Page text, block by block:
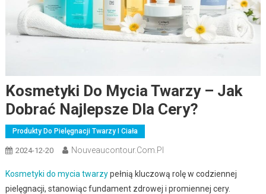
Kosmetyki Do Mycia Twarzy – Jak
Dobrać Najlepsze Dla Cery?
Produkty Do Pielęgnacji Twarzy I Ciała
2024-12-20 Nouveaucontour.com.pl
Kosmetyki do mycia twarzypełnią kluczową rolę w codziennej
pielęgnacji, stanowiąc fundament zdrowej i promiennej cery.